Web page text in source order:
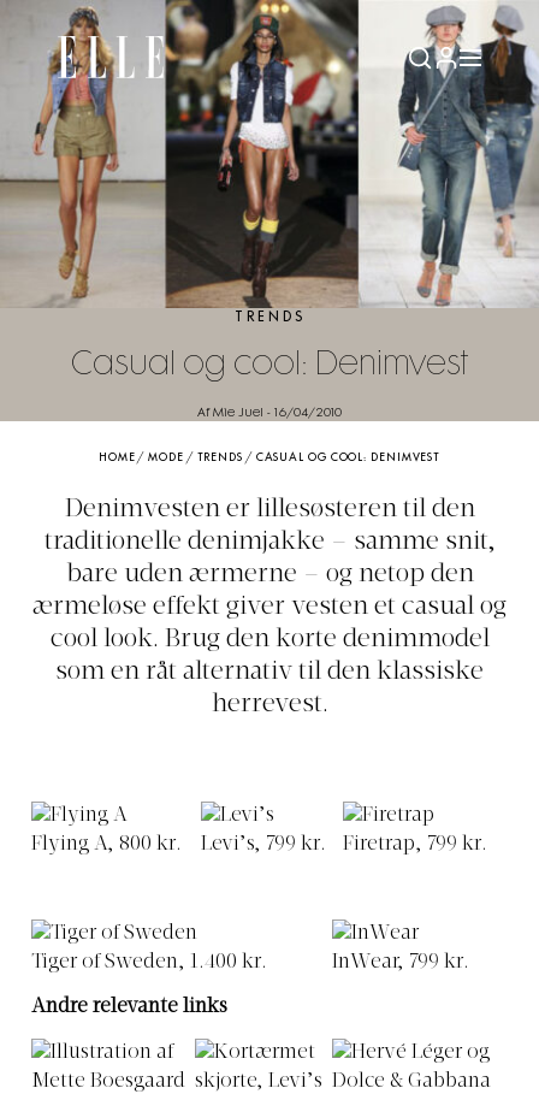
TRENDS
Casual og cool: Denimvest
Af Mie Juel - 16/04/2010
HOME /MODE / TRENDS / CASUAL OG COOL: DENIMVEST
Denimvesten er lillesøsteren til den
traditionelle denimjakke – samme snit,
bare uden ærmerne – og netop den
ærmeløse effekt giver vesten et casual og
cool look. Brug den korte denimmodel
som en råt alternativ til den klassiske
herrevest.
Flying A, 800 kr. Levi’s, 799 kr. Firetrap, 799 kr.
Tiger of Sweden, 1.400 kr. InWear, 799 kr.
Andre relevante links